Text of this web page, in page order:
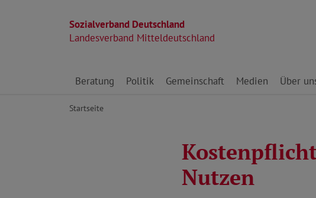
Sozialverband Deutschland
Landesverband Mitteldeutschland
Direkt zu den Inhalten springen
Beratung Politik Gemeinschaft Medien Über
Startseite
Nutzen